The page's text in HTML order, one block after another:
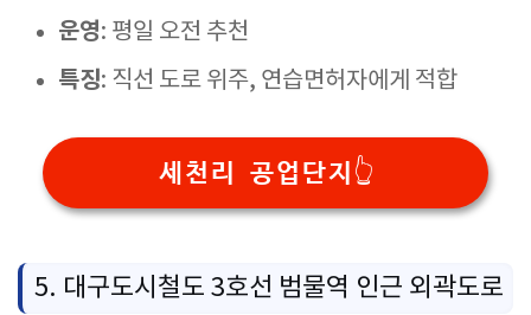
운영: 평일 오전 추천
특징: 직선 도로 위주, 연습면허자에게 적합
세천리 공업단지👆️
5. 대구도시철도 3호선 범물역 인근 외곽도로